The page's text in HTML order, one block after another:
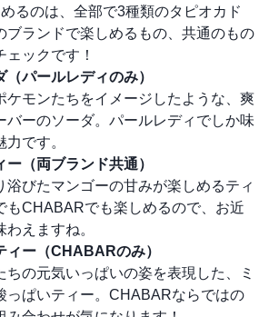
るのは、全部で3種類のタピオカド
ブランドで楽しめるもの、共通のもの
ックです！
パールレディのみ）
ケモンたちをイメージしたような、爽
バーのソーダ。パールレディでしか味
です。
（両ブランド共通）
浴びたマンゴーの甘みが楽しめるティ
もCHABARでも楽しめるので、お近
えますね。
ィー（CHABARのみ）
ちの元気いっぱいの姿を表現した、ミ
っぱいティー。CHABARならではの